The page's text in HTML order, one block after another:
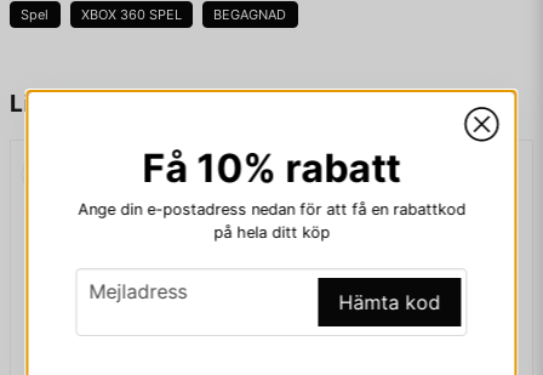
Liknande produkter
name
Namn
Ja, ni får publicera min fråga
Spel XBOX 360 SPEL BEGAGNAD
Få 10% rabatt
Ange din e-postadress nedan för att få en rabattkod
på hela ditt köp
email
Mejladress Hämta kod